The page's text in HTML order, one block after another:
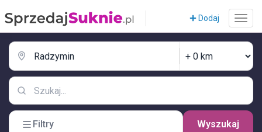
Dodaj
Filtry Wyszukaj